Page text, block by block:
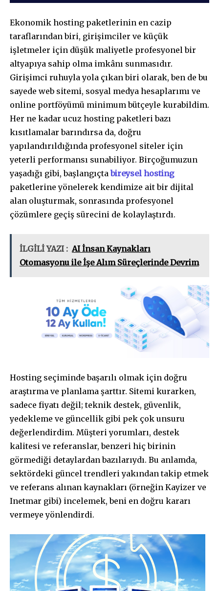
Ekonomik hosting paketlerinin en cazip
taraflarından biri, girişimciler ve küçük
işletmeler için düşük maliyetle profesyonel bir
altyapıya sahip olma imkânı sunmasıdır.
Girişimci ruhuyla yola çıkan biri olarak, ben de bu
sayede web sitemi, sosyal medya hesaplarımı ve
online portföyümü minimum bütçeyle kurabildim.
Her ne kadar ucuz hosting paketleri bazı
kısıtlamalar barındırsa da, doğru
yapılandırıldığında profesyonel siteler için
yeterli performansı sunabiliyor. Birçoğumuzun
yaşadığı gibi, başlangıçtabireysel hosting
paketlerine yönelerek kendimize ait bir dijital
alan oluşturmak, sonrasında profesyonel
çözümlere geçiş sürecini de kolaylaştırdı.
İLGİLİ YAZI : AI İnsan Kaynakları
Otomasyonu ile İşe Alım Süreçlerinde Devrim
Hosting seçiminde başarılı olmak için doğru
araştırma ve planlama şarttır. Sitemi kurarken,
sadece fiyatı değil; teknik destek, güvenlik,
yedekleme ve güncellik gibi pek çok unsuru
değerlendirdim. Müşteri yorumları, destek
kalitesi ve referanslar, benzeri hiç birinin
görmediği detaylardan bazılarıydı. Bu anlamda,
sektördeki güncel trendleri yakından takip etmek
ve referans alınan kaynakları (örneğin Kayizer ve
Inetmar gibi) incelemek, beni en doğru kararı
vermeye yönlendirdi.